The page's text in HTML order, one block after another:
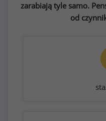
zarabiają tyle samo.
od